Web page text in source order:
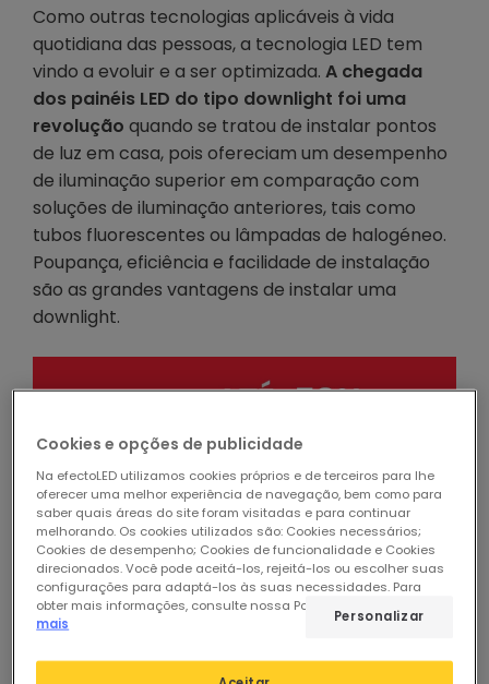
Como outras tecnologias aplicáveis à vida
quotidiana das pessoas, a tecnologia LED tem
vindo a evoluir e a ser optimizada. A chegada
dos painéis LED do tipo downlight foi uma
revolução quando se tratou de instalar pontos
de luz em casa, pois ofereciam um desempenho
de iluminação superior em comparação com
soluções de iluminação anteriores, tais como
tubos fluorescentes ou lâmpadas de halogéneo.
Poupança, eficiência e facilidade de instalação
são as grandes vantagens de instalar uma
downlight.
Considerações antes da
instalação da downlight
Vamos oferecer-lhe um guia simples para o
ajudar com uma instalação que já é bastante
demais, por isso vamos começar por listar as
Cookies e opções de publicidade
Na efectoLED utilizamos cookies próprios e de terceiros para lhe
oferecer uma melhor experiência de navegação, bem como para
saber quais áreas do site foram visitadas e para continuar
melhorando. Os cookies utilizados são: Cookies necessários;
Cookies de desempenho; Cookies de funcionalidade e Cookies
direcionados. Você pode aceitá-los, rejeitá-los ou escolher suas
configurações para adaptá-los às suas necessidades. Para
obter mais informações, consulte nossa Política de Cookies.
mais
Personalizar